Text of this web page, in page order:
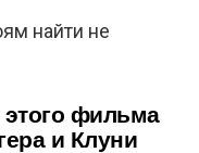
найти не
фильма
и Клуни